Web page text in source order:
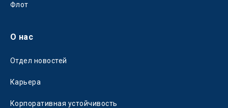
Флот
О нас
Отдел новостей
Карьера
Корпоративная устойчивость